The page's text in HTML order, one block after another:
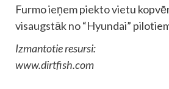
Furmo ieņem piekto vietu
visaugstāk no “Hyundai”
Izmantotie resursi:
www.dirtfish.com